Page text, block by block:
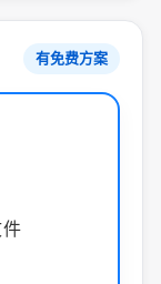
有免费方案